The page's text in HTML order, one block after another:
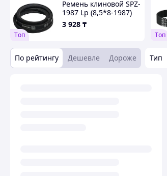
Tоп
Ремень клиновой SPZ-
1987 Lp (8,5*8-1987)
CONTI-V
3 928 ₸
Tоп
По рейтингу Дешевле Дороже Тип